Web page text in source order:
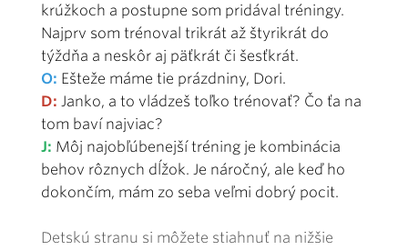
krúžkoch a postupne som pridával tréningy.
Najprv som trénoval trikrát až štyrikrát do
týždňa a neskôr aj päťkrát či šesťkrát.
O: Ešteže máme tie prázdniny, Dori.
D: Janko, a to vládzeš toľko trénovať? Čo ťa na
tom baví najviac?
J: Môj najobľúbenejší tréning je kombinácia
behov rôznych dĺžok. Je náročný, ale keď ho
dokončím, mám zo seba veľmi dobrý pocit.
Detskú stranu si môžete stiahnuť na nižšie